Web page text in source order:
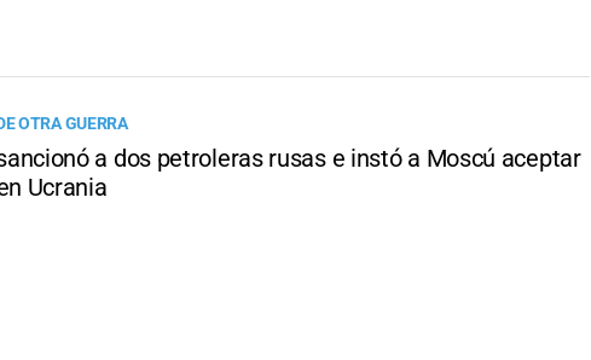
OTRA GUERRA
a dos petroleras rusas e instó a Moscú aceptar
Ucrania